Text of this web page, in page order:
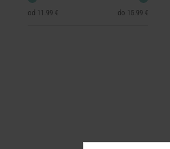
11.99 € 15.99 €